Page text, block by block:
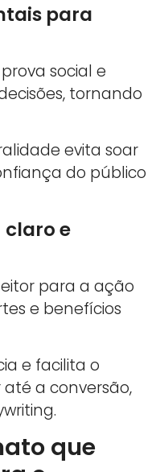
para
social e
tornando
evita soar
do público
claro e
para a ação
e benefícios
e facilita o
a conversão,
que